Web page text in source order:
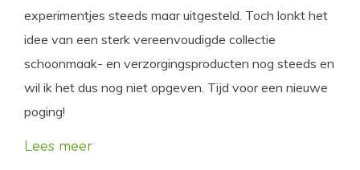
experimentjes steeds maar uitgesteld. Toch lonkt het
idee van een sterk vereenvoudigde collectie
schoonmaak- en verzorgingsproducten nog steeds en
wil ik het dus nog niet opgeven. Tijd voor een nieuwe
poging!
Lees meer